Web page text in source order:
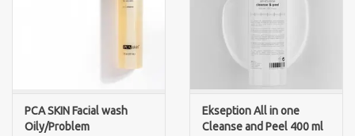
PCA SKIN Facial wash
Oily/Problem
Ekseption All in one
Cleanse and Peel 400 ml